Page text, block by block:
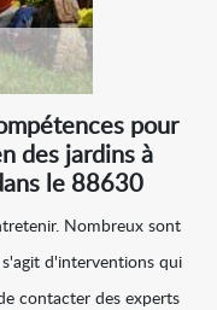
pour
des jardins à
le 88630
Nombreux sont
s'agit d'interventions qui
contacter des experts